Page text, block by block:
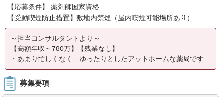
【応募条件】 薬剤師国家資格
【受動喫煙防止措置】敷地内禁煙（屋内喫煙可能場所あり）
～担当コンサルタントより～
【高額年収～780万】【残業なし】
・あまり忙しくなく、ゆったりとしたアットホームな薬局です
募集要項